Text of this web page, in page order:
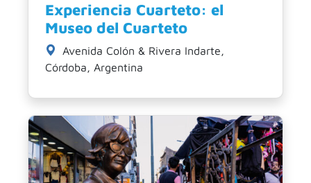
Experiencia Cuarteto: el
Museo del Cuarteto
Avenida Colón & Rivera Indarte,
Córdoba, Argentina